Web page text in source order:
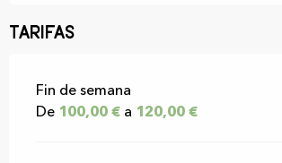
Tarifas
Tarifas 2026
Fin de semana
De 100,00 € a 120,00 €